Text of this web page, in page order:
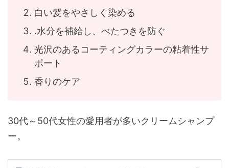
白い髪をやさしく染める
.水分を補給し、べたつきを防ぐ
光沢のあるコーティングカラーの粘着性サ
ポート
香りのケア
30代～50代女性の愛用者が多いクリームシャンプ
ー。